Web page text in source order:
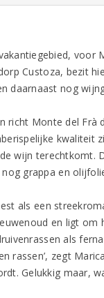
voor
Custoza, bezit
daarnaast nog
richt Monte del
kwaliteit
wijn terechtkomt.
grappa en
als een
en ligt om
als
rassen’, zegt
Gelukkig maar,